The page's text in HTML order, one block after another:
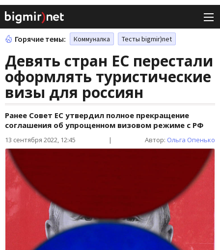
Горячие темы: Коммуналка Тесты bigmir)net
Девять стран ЕС перестали
оформлять туристические
визы для россиян
Ранее Совет ЕС утвердил полное прекращение
соглашения об упрощенном визовом режиме с РФ
13 сентября 2022, 12:45 | Автор: Ольга Опенько